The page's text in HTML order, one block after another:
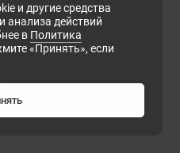
и другие средства
анализа действий
в Политика
«Принять», если